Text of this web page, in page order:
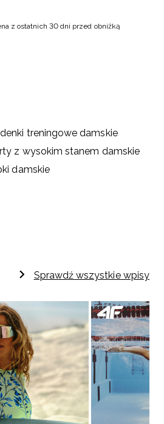
z ostatnich 30 dni przed obniżką
treningowe damskie
z wysokim stanem damskie
damskie
Sprawdź wszystkie wpisy